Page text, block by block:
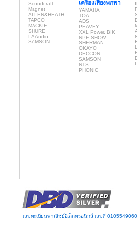
Soundcraft
Magnet
ALLEN&HEATH
TAPCO
MACKIE
SHURE
LA Audio
SAMSON
เครื่องเสียงพกพา
YAMAHA
TOA
ADS
PEAVEY
XXL Power, BIK
NPE-SHOW
SHERMAN
OKAYO
DECCON
SAMSON
NTS
PHONIC
เลขทะเบียนพาณิชย์อิเล็กทรอนิกส์ เลขที่